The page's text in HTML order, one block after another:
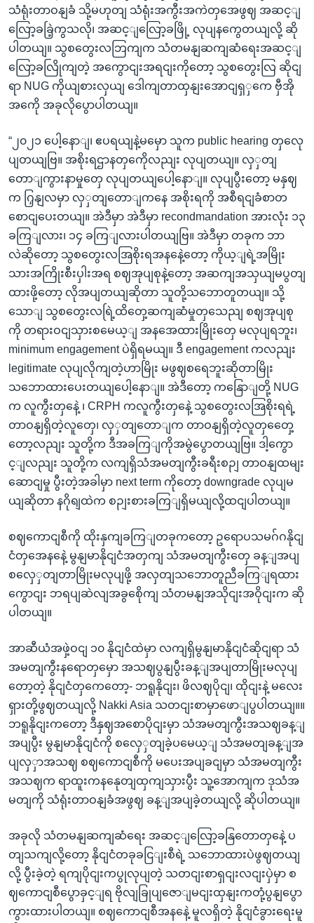
သံရုံးတာဝနျခံ သို့မဟုတျ သံရုံးအကွီးအကဲတှအေဖွဈ အဆင့ျ
လြော့ခခြဲ့ကွသလို၊ အဆင့ျလြော့ခဖြို့ လုပျနကွေတယျလို့ ဆို
ပါတယျ။ သွစတွေးလဘြကျက သံတမနျဆကျဆံရေးအဆင့ျ
လြော့ခလြိုကျတဲ့ အကွောငျးအရငျးကိုတော့ သွစတွေးလြ ဆိုငျ
ရာ NUG ကိုယျစားလှယျ ဒေါကျတာထှနျးအောငျရှှကေ ဗှီအို
အကေို အခုလိုပွောပါတယျ။
“၂၀၂၁ ပေါ့နောျ၊ ဧပရယျနဲ့မမှော သူက public hearing တှလေု
ပျတယျဗြ။ အစိုးရဌာနတှကေိုလညျး လုပျတယျ။ လှှတျ
တောျကွားနာမှုတှေ လုပျတယျပေါ့နောျ။ လုပျပွီးတော့ မနှဈ
က ဂြှနျလမှာ လှှတျတောျကနေ အစိုးရကို အစီရငျခံစာတ
စောငျပေးတယျ။ အဲဒီမှာ အဲဒီမှာ recondmandation အားလုံး ၁၃
ခကြျလား၊ ၁၄ ခကြျလားပါတယျဗြ။ အဲဒီမှာ တခုက ဘာ
လဲဆိုတော့ သွစတွေးလအြစိုးရအနနေဲ့တော့ ကိုယ့ျရဲ့အမြိုး
သားအကြိုးစီးပှါးအရ စဈအုပျစုနဲ့တော့ အဆကျအသှယျမပွတျ
ထားဖို့တော့ လိုအပျတယျဆိုတာ သူတို့သဘောတူတယျ။ သို့
သောျ သွစတွေးလရြဲ့ထိတှေ့ဆကျဆံမှုတှသေညျ စဈအုပျစု
ကို တရားဝငျသှားစမေယ့ျ အနအေထားမြိုးတှေ မလုပျရဘူး၊
minimum engagement ပဲရှိရမယျ။ ဒီ engagement ကလညျး
legitimate လုပျလိုကျတဲ့ဟာမြိုး မဖွဈစရေဘူးဆိုတာမြိုး
သဘောထားပေးတယျပေါ့နောျ။ အဲဒီတော့ ကနြောျတို့ NUG
က လူကွီးတှနေဲ့ ၊ CRPH ကလူကွီးတှနေဲ့ သွစတွေးလအြစိုးရရဲ့
တာဝနျရှိတဲ့လူတှေ၊ လှှတျတောျက တာဝနျရှိတဲ့လူတှတှေေ့
တော့လညျး သူတို့က ဒီအခကြျကိုအမွဲပွောတယျဗြ။ ဒါ့ကွော
င့ျလညျး သူတို့က လကျရှိသံအမတျကွီးခရီးစဉျ တာဝနျထမျး
ဆောငျမှု ပွီးတဲ့အခါမှာ next term ကိုတော့ downgrade လုပျမ
ယျဆိုတာ နဂိုရျထဲက စဉျးစားခကြျရှိမယျလို့ထငျပါတယျ။
စဈကောငျစီကို ထိုးနှကျခကြျတခုကတော့ ဥရောပသမဂ်ဂနိုငျ
ငံတှအေနနေဲ့ မွနျမာနိုငျငံအတှကျ သံအမတျကွီးတှေ ခန့ျအပျ
စလှေှတျတာမြိုးမလုပျဖို့ အလှတျသဘောတူညီခကြျရထား
ကွောငျး ဘရပျဆဲလျအခွစေိုကျ သံတမနျအသိုငျးအဝိုငျးက ဆို
ပါတယျ။
အာဆီယံအဖှဲ့ဝငျ ၁၀ နိုငျငံထဲမှာ လကျရှိမွနျမာနိုငျငံဆိုငျရာ သံ
အမတျကွီးနရောတှမှော အသဈပွနျပွီးခန့ျအပျတာမြိုးမလုပျ
တော့တဲ့ နိုငျငံတှကေတော့- ဘရူနိုငျး၊ ဖိလဈပိုငျ၊ ထိုငျးနဲ့ မလေး
ရှားတို့ဖွဈတယျလို့ Nakki Asia သတငျးစာမှာဖောျပွပါတယျ။။
ဘရူနိုငျးကတော့ ဒီနှဈအစောပိုငျးမှာ သံအမတျကွီးအသဈခန့ျ
အပျပွီး မွနျမာနိုငျငံကို စလှေှတျခဲ့ပမေယ့ျ သံအမတျခန့ျအ
ပျလှှာအသဈ စဈကောငျစီကို မပေးအပျခငျမှာ သံအမတျကွီး
အသဈက ရာထူးကနနေုတျထှကျသှားပွီး သူ့အောကျက ဒုသံအ
မတျကို သံရုံးတာဝနျခံအဖွဈ ခန့ျအပျခဲ့တယျလို့ ဆိုပါတယျ။
အခုလို သံတမနျဆကျဆံရေး အဆင့ျလြော့ခနြတောတှနေဲ့ ပ
တျသကျလို့တော့ နိုငျငံတခုခငြျးစီရဲ့ သဘောထားပဲဖွဈတယျ
လို့ ပွီးခဲ့တဲ့ ရကျပိုငျးကပွုလုပျတဲ့ သတငျးစာရှငျးလငျးပှဲမှာ စ
ဈကောငျစီပွောခှင့ျရ ဗိုလျခြုပျဇောျမငျးထှနျးကတုံ့ပွနျပွော
ကွားထားပါတယျ။ စဈကောငျစီအနနေဲ့ မူလရှိတဲ့ နိုငျငံခွားရေးမူ